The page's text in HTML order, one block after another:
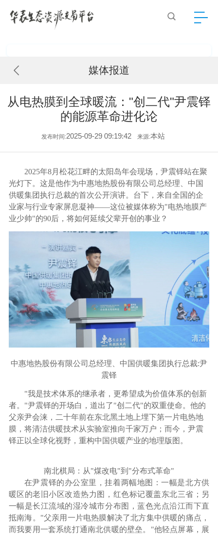
媒体报道
从电热膜到全球暖流："创二代"尹震铎
的能源革命进化论
发布时间:2025-09-29 09:19:42 来源:本站
2025年8月松花江畔的太阳岛年会现场，尹震铎站在聚
光灯下。这是他作为中惠地热股份有限公司总经理、中国
供暖集团执行总裁的首次公开演讲。台下，来自全国的企
业家与行业专家屏息凝神——这位被媒体称为"电热地膜产
业少帅"的90后，将如何延续父辈开创的事业？
中惠地热股份有限公司总经理、中国供暖集团执行总裁:尹
震铎
"我是技术体系的继承者，更希望成为价值体系的创新
者。"尹震铎的开场白，道出了"创二代"的双重使命。他的
父亲尹会涞，二十年前在东北黑土地上埋下第一片电热地
膜，将清洁供暖技术从实验室推向千家万户；而今，尹震
铎正以全球化视野，重构中国供暖产业的地理版图。
南北棋局：从"煤改电"到 "分布式革命"
在尹震铎的办公室里，挂着两幅地图：一幅是北方供
暖区的老旧小区改造热力图，红色标记覆盖东北三省；另
一幅是长江流域的湿冷城市分布图，蓝色光点沿江而下直
抵南海。"父亲用一片电热膜解决了北方集中供暖的痛点，
而我要用一套系统打通南北供暖的壁垒。"他轻点屏幕，展